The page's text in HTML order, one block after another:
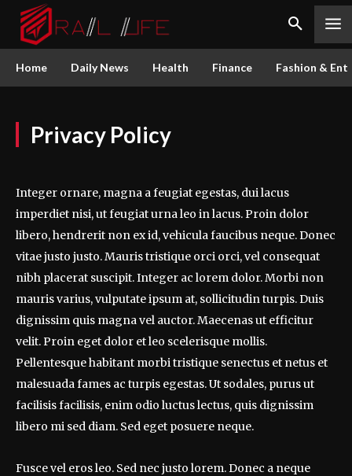
Home Daily News Health Finance Fashion &
Privacy Policy
Integer ornare, magna a feugiat egestas, dui lacus
imperdiet nisi, ut feugiat urna leo in lacus. Proin dolor
libero, hendrerit non ex id, vehicula faucibus neque. Donec
vitae justo justo. Mauris tristique orci orci, vel consequat
nibh placerat suscipit. Integer ac lorem dolor. Morbi non
mauris varius, vulputate ipsum at, sollicitudin turpis. Duis
dignissim quis magna vel auctor. Maecenas ut efficitur
velit. Proin eget dolor et leo scelerisque mollis.
Pellentesque habitant morbi tristique senectus et netus et
malesuada fames ac turpis egestas. Ut sodales, purus ut
facilisis facilisis, enim odio luctus lectus, quis dignissim
libero mi sed diam. Sed eget posuere neque.
Fusce vel eros leo. Sed nec justo lorem. Donec a neque